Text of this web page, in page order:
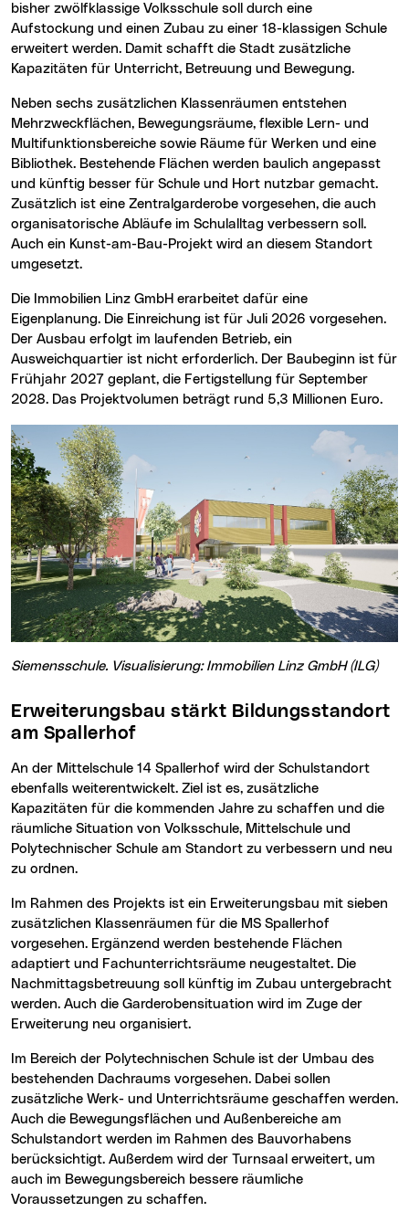
bisher zwölfklassige Volksschule soll durch eine
Aufstockung und einen Zubau zu einer 18-klassigen Schule
erweitert werden. Damit schafft die Stadt zusätzliche
Kapazitäten für Unterricht, Betreuung und Bewegung.
Neben sechs zusätzlichen Klassenräumen entstehen
Mehrzweckflächen, Bewegungsräume, flexible Lern- und
Multifunktionsbereiche sowie Räume für Werken und eine
Bibliothek. Bestehende Flächen werden baulich angepasst
und künftig besser für Schule und Hort nutzbar gemacht.
Zusätzlich ist eine Zentralgarderobe vorgesehen, die auch
organisatorische Abläufe im Schulalltag verbessern soll.
Auch ein Kunst-am-Bau-Projekt wird an diesem Standort
umgesetzt.
Die Immobilien Linz GmbH erarbeitet dafür eine
Eigenplanung. Die Einreichung ist für Juli 2026 vorgesehen.
Der Ausbau erfolgt im laufenden Betrieb, ein
Ausweichquartier ist nicht erforderlich. Der Baubeginn ist für
Frühjahr 2027 geplant, die Fertigstellung für September
2028. Das Projektvolumen beträgt rund 5,3 Millionen Euro.
Siemensschule. Visualisierung: Immobilien Linz GmbH (ILG)
Erweiterungsbau stärkt Bildungsstandort
am Spallerhof
An der Mittelschule 14 Spallerhof wird der Schulstandort
ebenfalls weiterentwickelt. Ziel ist es, zusätzliche
Kapazitäten für die kommenden Jahre zu schaffen und die
räumliche Situation von Volksschule, Mittelschule und
Polytechnischer Schule am Standort zu verbessern und neu
zu ordnen.
zusätzlichen Klassenräumen für die MS Spallerhof
vorgesehen. Ergänzend werden bestehende Flächen
adaptiert und Fachunterrichtsräume neugestaltet. Die
Nachmittagsbetreuung soll künftig im Zubau untergebracht
werden. Auch die Garderobensituation wird im Zuge der
Erweiterung neu organisiert.
bestehenden Dachraums vorgesehen. Dabei sollen
zusätzliche Werk- und Unterrichtsräume geschaffen werden.
Auch die Bewegungsflächen und Außenbereiche am
Schulstandort werden im Rahmen des Bauvorhabens
berücksichtigt. Außerdem wird der Turnsaal erweitert, um
auch im Bewegungsbereich bessere räumliche
Voraussetzungen zu schaffen.